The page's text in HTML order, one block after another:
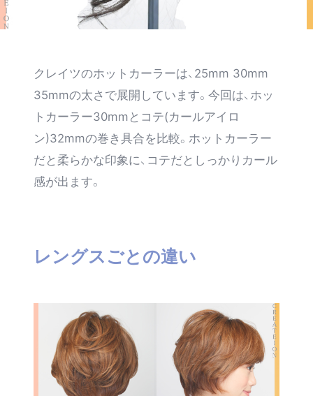
クレイツのホットカーラーは、25mm 30mm
35mmの太さで展開しています。今回は、ホッ
トカーラー30mmとコテ(カールアイロ
ン)32mmの巻き具合を比較。ホットカーラー
だと柔らかな印象に、コテだとしっかりカール
感が出ます。
レングスごとの違い